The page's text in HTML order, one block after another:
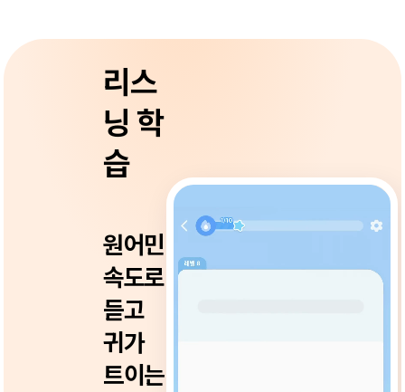
리스
닝 학
습
원어민
속도로
듣고
귀가
트이는